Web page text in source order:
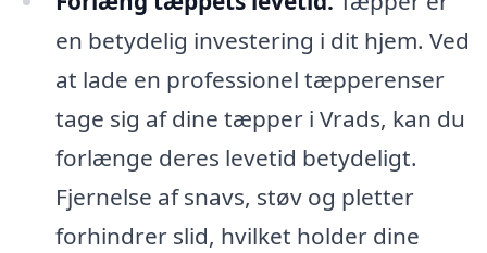
en betydelig investering i dit hjem. Ved
at lade en professionel tæpperenser
tage sig af dine tæpper i Vrads, kan du
forlænge deres levetid betydeligt.
Fjernelse af snavs, støv og pletter
forhindrer slid, hvilket holder dine